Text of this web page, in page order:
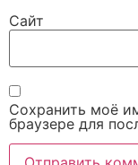
Сайт
Сохранить моё
браузере для